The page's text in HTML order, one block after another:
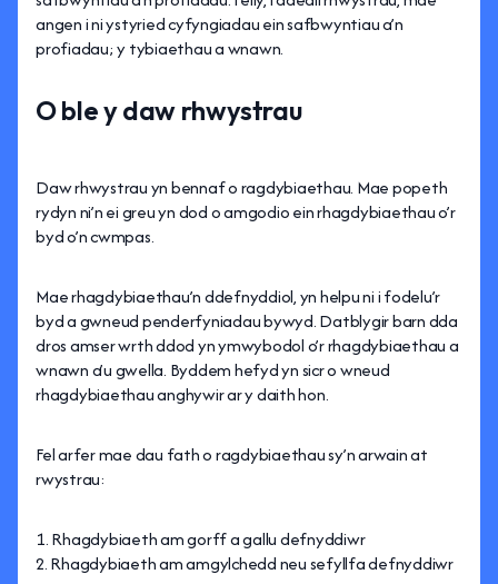
angen i ni ystyried cyfyngiadau ein safbwyntiau a’n
profiadau; y tybiaethau a wnawn.
O ble y daw rhwystrau
Daw rhwystrau yn bennaf o ragdybiaethau. Mae popeth
rydyn ni’n ei greu yn dod o amgodio ein rhagdybiaethau o’r
byd o’n cwmpas.
Mae rhagdybiaethau’n ddefnyddiol, yn helpu ni i fodelu’r
byd a gwneud penderfyniadau bywyd. Datblygir barn dda
dros amser wrth ddod yn ymwybodol o’r rhagdybiaethau a
wnawn a’u gwella. Byddem hefyd yn sicr o wneud
rhagdybiaethau anghywir ar y daith hon.
Fel arfer mae dau fath o ragdybiaethau sy’n arwain at
rwystrau:
Rhagdybiaeth am gorff a gallu defnyddiwr
Rhagdybiaeth am amgylchedd neu sefyllfa defnyddiwr